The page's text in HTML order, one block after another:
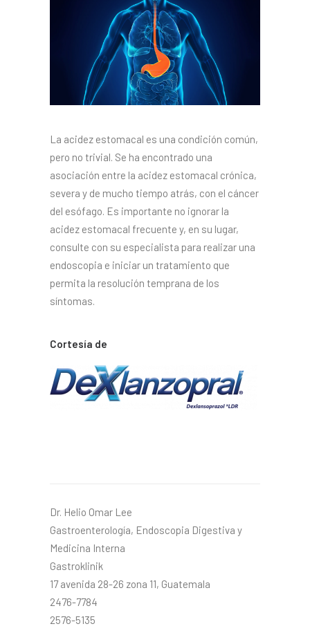
La acidez estomacal es una condición común,
pero no trivial. Se ha encontrado una
asociación entre la acidez estomacal crónica,
severa y de mucho tiempo atrás, con el cáncer
del esófago. Es importante no ignorar la
acidez estomacal frecuente y, en su lugar,
consulte con su especialista para realizar una
endoscopia e iniciar un tratamiento que
permita la resolución temprana de los
síntomas.
Cortesía de
Dr. Helio Omar Lee
Gastroenterología, Endoscopia Digestiva y
Medicina Interna
Gastroklinik
17 avenida 28-26 zona 11, Guatemala
2476-7784
2576-5135